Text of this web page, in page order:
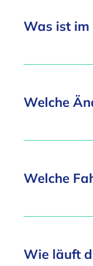
Was ist im
Welche
Welche
Wie läuft